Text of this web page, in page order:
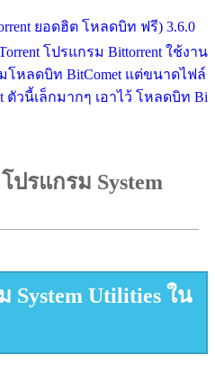
ยอดฮิต โหลดบิท ฟรี) 3.6.0
โปรแกรม Bittorrent ใช้งาน
โหลดบิท BitComet แต่ขนาดไฟล์
ตัวนี้เล็กมากๆ เอาไว้ โหลดบิท Bi
โปรแกรม System
System Utilities ใน